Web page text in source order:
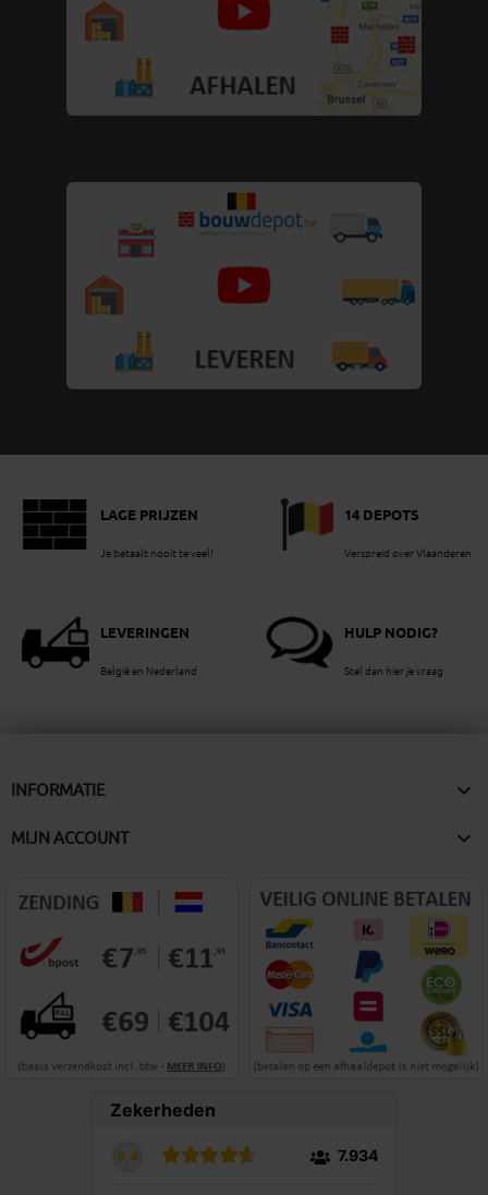
LAGE PRIJZEN
Je betaalt nooit te veel!
14 DEPOTS
Verspreid over Vlaanderen
LEVERINGEN
België en Nederland
HULP NODIG?
Stel dan hier je vraag
INFORMATIE 
MIJN ACCOUNT 